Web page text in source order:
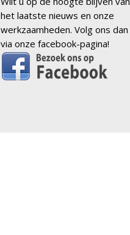
het laatste nieuws en onze
werkzaamheden. Volg ons dan
via onze facebook-pagina!